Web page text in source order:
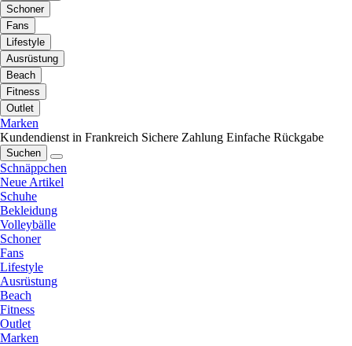
Schoner
Fans
Lifestyle
Ausrüstung
Beach
Fitness
Outlet
Marken
Kundendienst in Frankreich Sichere Zahlung Einfache Rückgabe
Suchen
Schnäppchen
Neue Artikel
Schuhe
Bekleidung
Volleybälle
Schoner
Fans
Lifestyle
Ausrüstung
Beach
Fitness
Outlet
Marken